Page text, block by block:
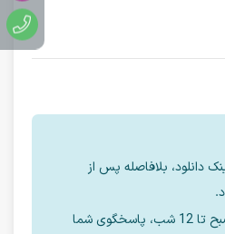
دانلود، بلافاصله پس از
پشتیبانی آنلاین، از 9 صبح تا 12 شب، پاسخگوی شما